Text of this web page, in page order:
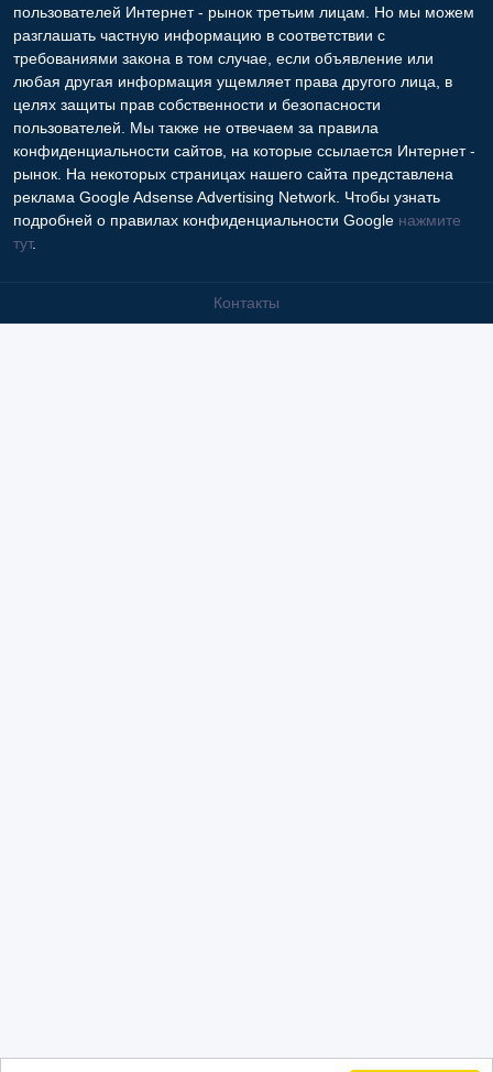
конфиденциальности сайтов, на которые ссылается Интернет -
рынок. На некоторых страницах нашего сайта представлена
реклама Google Adsense Advertising Network. Чтобы узнать
подробней о правилах конфиденциальности Google нажмите
тут.
Контакты